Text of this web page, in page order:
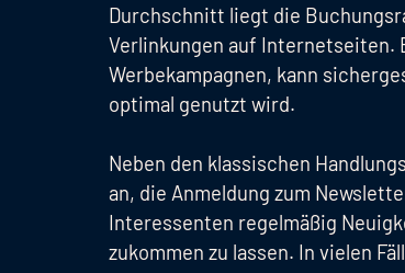
Durchschnitt liegt die
Verlinkungen auf Internetseiten.
Werbekampagnen, kann
optimal genutzt wird.
Neben den klassischen
an, die Anmeldung zum
Interessenten regelmäßig
zukommen zu lassen. In vielen